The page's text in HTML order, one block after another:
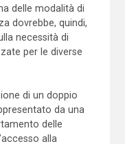
delle modalità di
dovrebbe, quindi,
necessità di
per le diverse
di un doppio
da una
delle
alla